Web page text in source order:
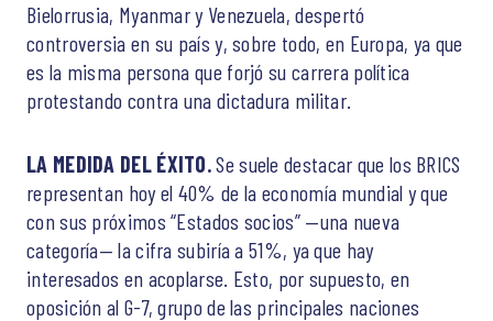
Bielorrusia, Myanmar y Venezuela, despertó
controversia en su país y, sobre todo, en Europa, ya que
es la misma persona que forjó su carrera política
protestando contra una dictadura militar.
LA MEDIDA DEL ÉXITO.Se suele destacar que los BRICS
representan hoy el 40% de la economía mundial y que
con sus próximos “Estados socios” —una nueva
categoría— la cifra subiría a 51%, ya que hay
interesados en acoplarse. Esto, por supuesto, en
oposición al G-7, grupo de las principales naciones